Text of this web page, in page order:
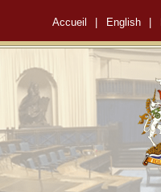
Accueil English